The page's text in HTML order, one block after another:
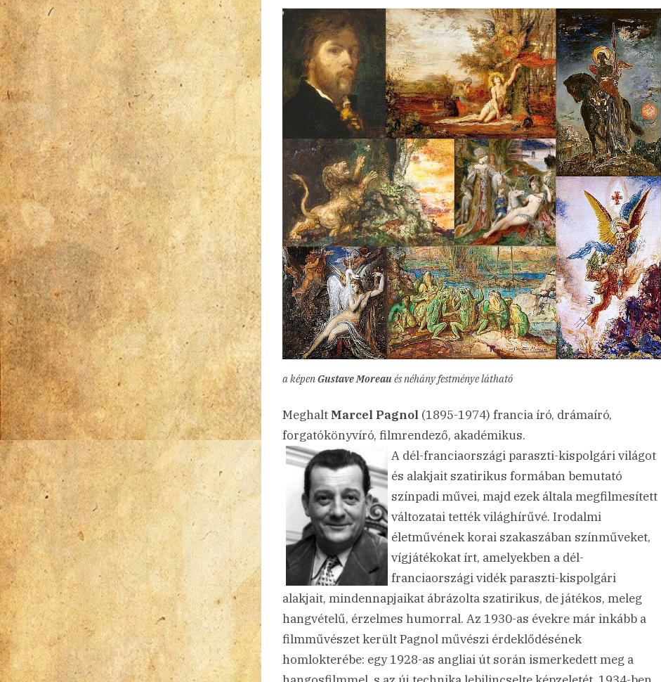
a képenGustave Moreaués néhány festménye látható
Meghalt Marcel Pagnol (1895-1974) francia író, drámaíró,
forgatókönyvíró, filmrendező, akadémikus.
A dél-franciaországi paraszti-kispolgári világot
és alakjait szatirikus formában bemutató
színpadi művei, majd ezek általa megfilmesített
változatai tették világhírűvé. Irodalmi
életművének korai szakaszában színműveket,
vígjátékokat írt, amelyekben a dél-
franciaországi vidék paraszti-kispolgári
alakjait, mindennapjaikat ábrázolta szatirikus, de játékos, meleg
hangvételű, érzelmes humorral. Az 1930-as évekre már inkább a
filmművészet került Pagnol művészi érdeklődésének
homlokterébe: egy 1928-as angliai út során ismerkedett meg a